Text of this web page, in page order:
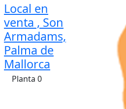
Local en
venta , Son
Armadams,
Palma de
Mallorca
Planta 0